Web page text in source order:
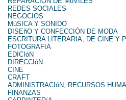
REDES SOCIALES
NEGOCIOS
MúSICA Y SONIDO
DISEñO Y CONFECCIÓN DE MODA
ESCRITURA LITERARIA, DE CINE Y
FOTOGRAFíA
EDICIóN
DIRECCIóN
CINE
CRAFT
ADMINISTRACIóN, RECURSOS
FINANZAS